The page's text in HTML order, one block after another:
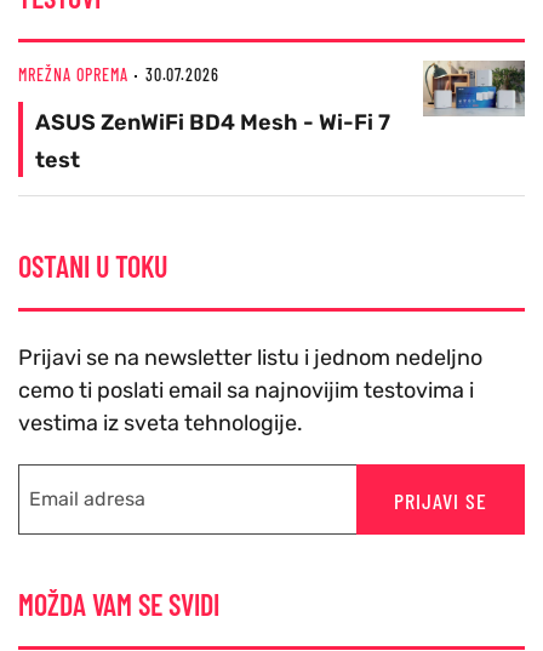
MREŽNA OPREMA 30.07.2026
ASUS ZenWiFi BD4 Mesh - Wi-Fi 7
test
OSTANI U TOKU
Prijavi se na newsletter listu i jednom nedeljno
cemo ti poslati email sa najnovijim testovima i
vestima iz sveta tehnologije.
PRIJAVI SE
MOŽDA VAM SE SVIDI